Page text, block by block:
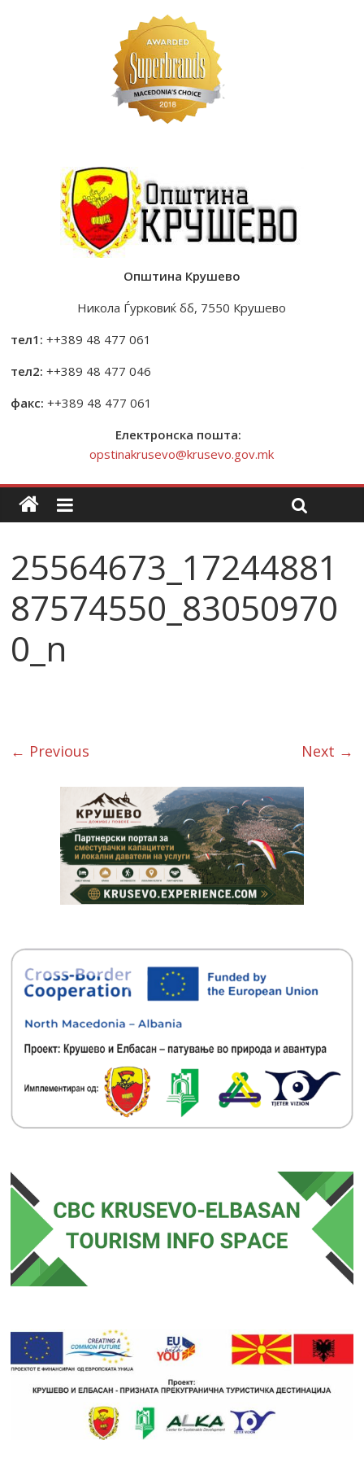
Општина Крушево
Никола Ѓурковиќ бб, 7550 Крушево
тел1: ++389 48 477 061
тел2: ++389 48 477 046
факс: ++389 48 477 061
Електронска пошта:
opstinakrusevo@krusevo.gov.mk
25564673_17244881
87574550_83050970
0_n
← Previous Next →